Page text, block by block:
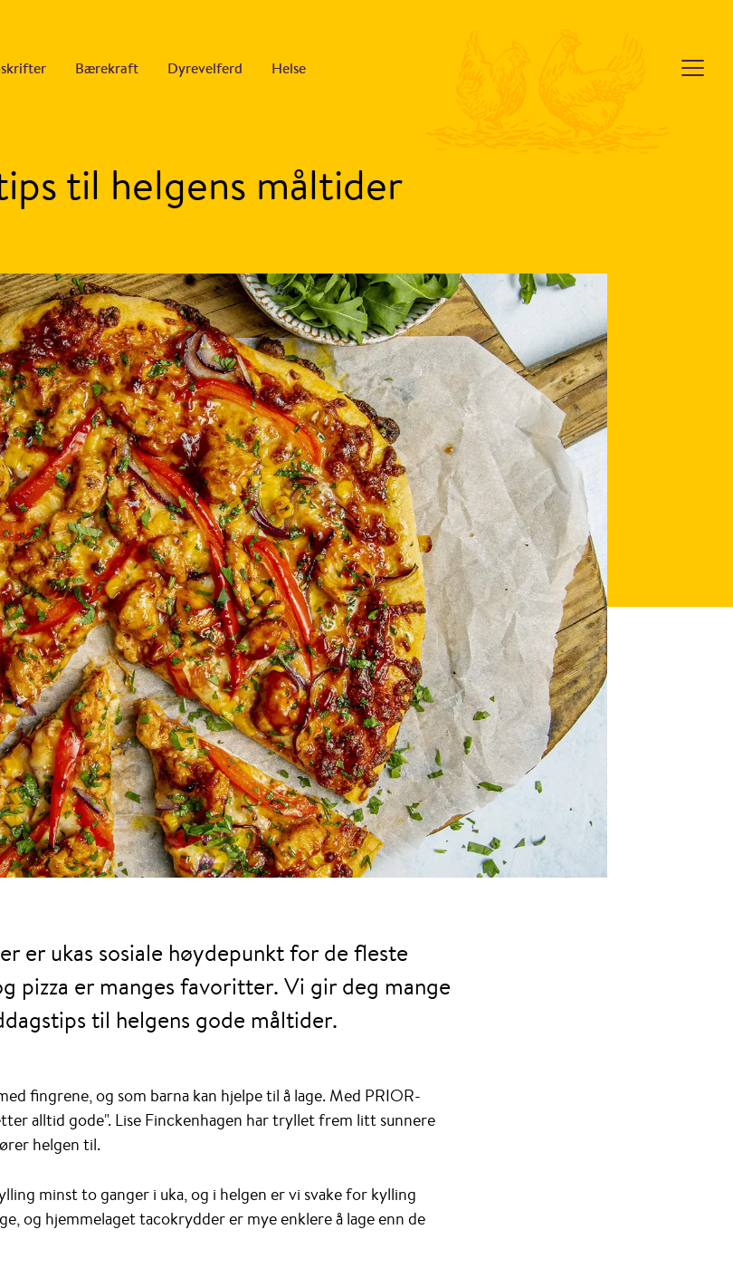
Bærekraft Dyrevelferd Helse
til helgens måltider
er ukas sosiale høydepunkt for de fleste
pizza er manges favoritter. Vi gir deg mange
til helgens gode måltider.
fingrene, og som barna kan hjelpe til å lage. Med PRIOR-
alltid gode". Lise Finckenhagen har tryllet frem litt sunnere
helgen til.
minst to ganger i uka, og i helgen er vi svake for kylling
og hjemmelaget tacokrydder er mye enklere å lage enn de